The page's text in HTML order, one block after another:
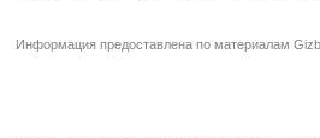
Информация предоставлена по материалам